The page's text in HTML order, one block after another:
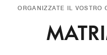
ORGANIZZATE IL VOSTRO